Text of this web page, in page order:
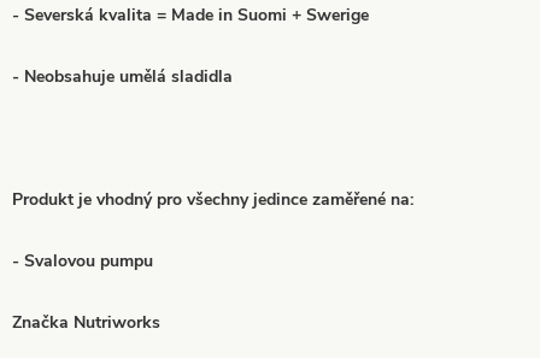
- Severská kvalita = Made in Suomi + Swerige
- Neobsahuje umělá sladidla
Produkt je vhodný pro všechny jedince zaměřené na:
- Svalovou pumpu
Značka Nutriworks